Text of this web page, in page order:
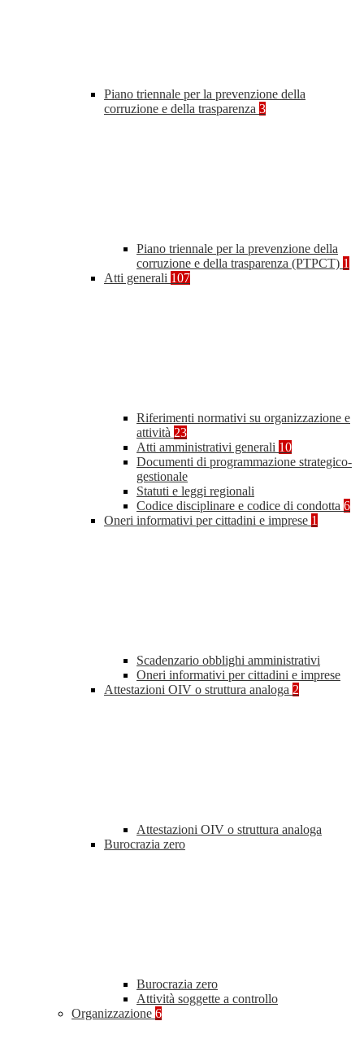
Piano triennale per la prevenzione della
corruzione e della trasparenza 3
Piano triennale per la prevenzione della
corruzione e della trasparenza (PTPCT) 1
Atti generali 107
Riferimenti normativi su organizzazione e
attività 23
Atti amministrativi generali 10
Documenti di programmazione strategico-
gestionale
Statuti e leggi regionali
Codice disciplinare e codice di condotta 6
Oneri informativi per cittadini e imprese 1
Scadenzario obblighi amministrativi
Oneri informativi per cittadini e imprese
Attestazioni OIV o struttura analoga 2
Attestazioni OIV o struttura analoga
Burocrazia zero
Burocrazia zero
Attività soggette a controllo
Organizzazione 6